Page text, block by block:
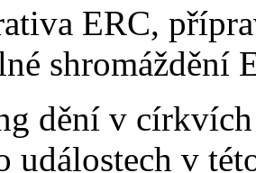
ERC,
shromáždění
dění v
událostech v